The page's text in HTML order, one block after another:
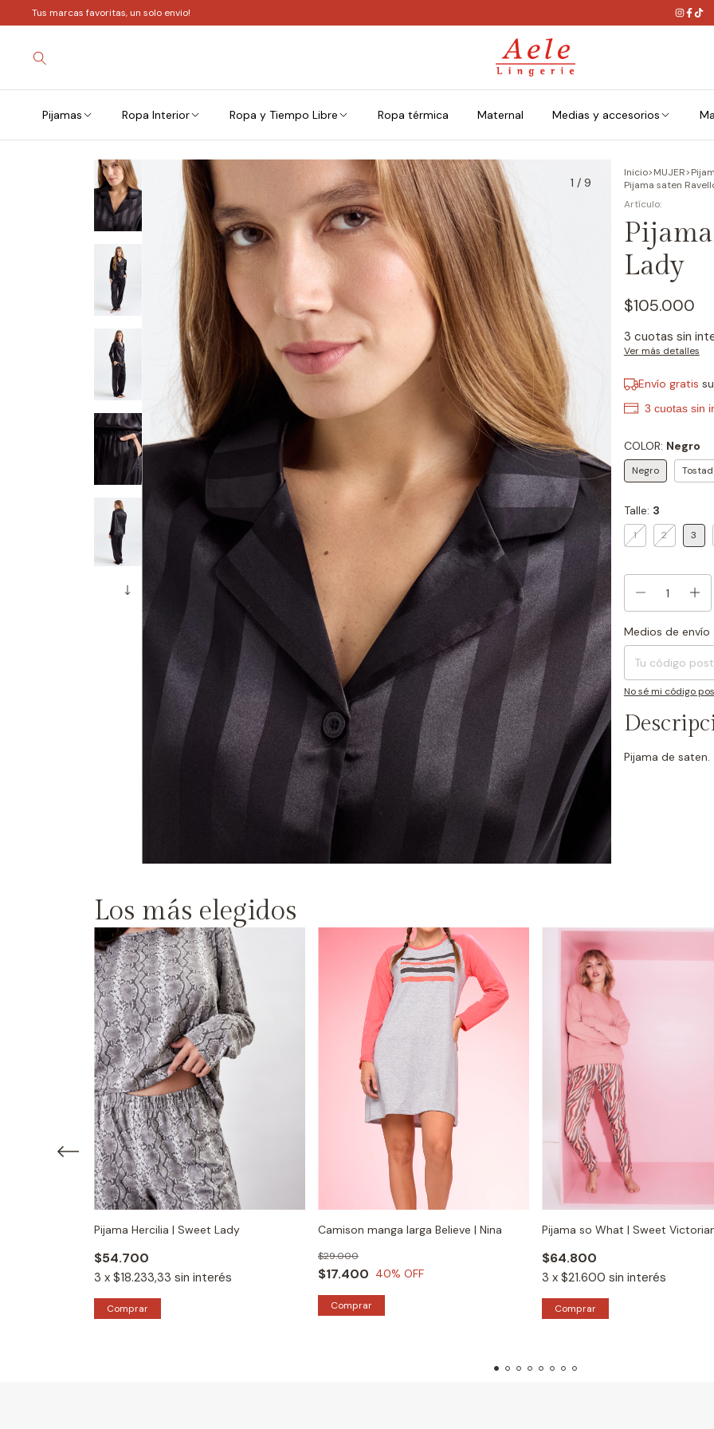
Tus marcas favoritas, un solo envio!
Pijamas Ropa Interior Ropa y Tiempo Libre Ropa térmica Maternal Medias y accesorios
1 / 9
Inicio>MUJER>
Pijama saten
Lady
$105.000
3 cuotas sin
Ver más detalles
Envío gratis
COLOR: Negro
Negro
Talle: 3
1 2 3
Entregas para el
Medios de envío
No sé mi código
Pijama de saten.
Los más elegidos
Pijama Hercilia | Sweet Lady
$54.700
3 x $18.233,33 sin interés
Comprar
Camison manga larga Believe | Nina
$17.400
$29.000
40% OFF
Comprar
Pijama so What | Sweet
$64.800
3 x $21.600 sin interés
Comprar